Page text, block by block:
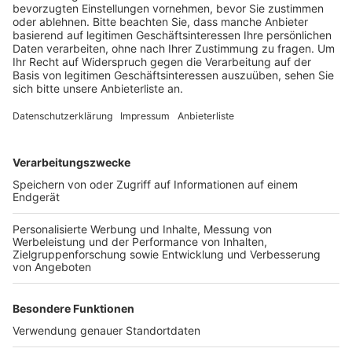
Schwertransport geliefert.
Veröffentlicht:Freitag, 15.12.2023 07:52
Anzeige
gesetzt. Dann wurde die Uferböschung gepflastert, so
dass die neue Brücke an der Lortzingstraße jetzt
genutzt werden kann. Die Stahlkonstruktion mit
Holzbohlenbelag ersetzt die bisherige Holzbrücke,
teilen die Stadtwerke mit.
Anzeige